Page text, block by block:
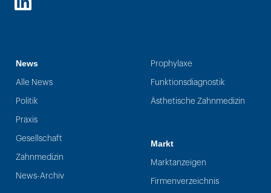
LinkedIn
News
Alle News
Politik
Praxis
Gesellschaft
Zahnmedizin
News-Archiv
Prophylaxe
Funktionsdiagnostik
Ästhetische Zahnmedizin
Markt
Marktanzeigen
Firmenverzeichnis